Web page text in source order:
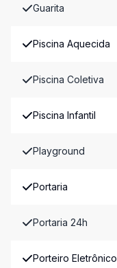
Guarita
Piscina Aquecida
Piscina Coletiva
Piscina Infantil
Playground
Portaria
Portaria 24h
Porteiro Eletrônico